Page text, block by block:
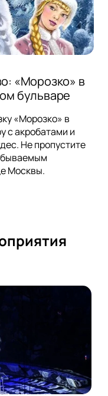
«Морозко» в
бульваре
«Морозко» в
с акробатами и
Не пропустите
Москвы.